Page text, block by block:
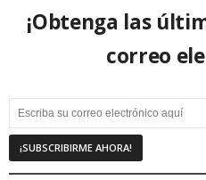
¡Obtenga las
correo